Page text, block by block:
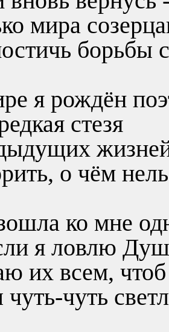
мира
борьбы
я рождён
стезя
о чём
ко мне
я ловлю
их всем,
чуть-чуть